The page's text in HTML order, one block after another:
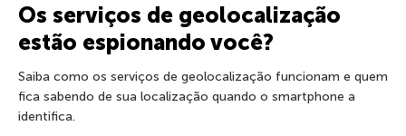
Os serviços de geolocalização
estão espionando você?
Saiba como os serviços de geolocalização funcionam e quem
fica sabendo de sua localização quando o smartphone a
identifica.